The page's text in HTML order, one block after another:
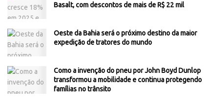
Basalt, com descontos de mais de R$ 22 mil
Oeste da Bahia será o próximo destino da maior
expedição de tratores do mundo
Como a invenção do pneu por John Boyd Dunlop
transformou a mobilidade e continua protegendo
famílias no trânsito